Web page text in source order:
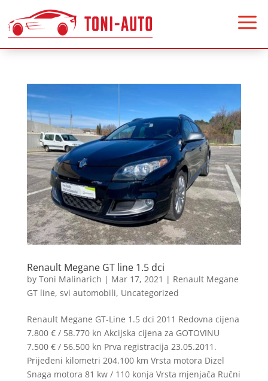
a
Renault Megane GT line 1.5 dci
by Toni Malinarich | Mar 17, 2021 | Renault Megane
GT line, svi automobili, Uncategorized
Renault Megane GT-Line 1.5 dci 2011 Redovna cijena
7.800 € / 58.770 kn Akcijska cijena za GOTOVINU
7.500 € / 56.500 kn Prva registracija 23.05.2011.
Prijeđeni kilometri 204.100 km Vrsta motora Dizel
Snaga motora 81 kw / 110 konja Vrsta mjenjača Ručni